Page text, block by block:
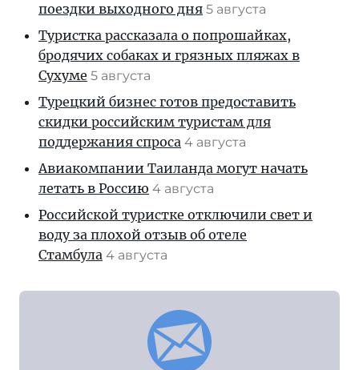
поездки выходного дня 5 августа
Туристка рассказала о попрошайках,
бродячих собаках и грязных пляжах в
Сухуме 5 августа
Турецкий бизнес готов предоставить
скидки российским туристам для
поддержания спроса 4 августа
Авиакомпании Таиланда могут начать
летать в Россию 4 августа
Российской туристке отключили свет и
воду за плохой отзыв об отеле
Стамбула 4 августа